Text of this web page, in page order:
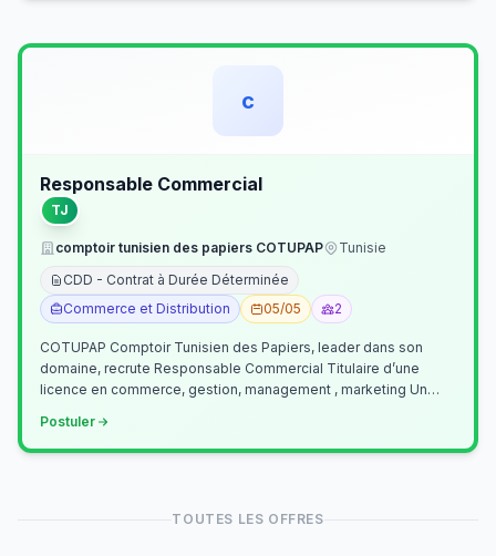
c
Responsable Commercial
TJ
comptoir tunisien des papiers COTUPAP
Tunisie
CDD - Contrat à Durée Déterminée
Commerce et Distribution
05/05 2
COTUPAP Comptoir Tunisien des Papiers, leader dans son
domaine, recrute Responsable Commercial Titulaire d’une
licence en commerce, gestion, management , marketing Un
Postuler
TOUTES LES OFFRES